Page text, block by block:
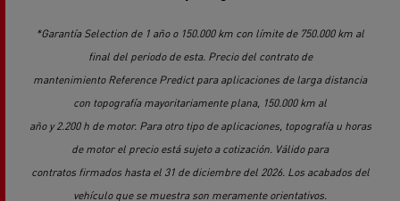
*Garantía Selection de 1 año o 150.000 km con límite de 750.000 km al
final del periodo de esta. Precio del contrato de
mantenimiento Reference Predict para aplicaciones de larga distancia
con topografía mayoritariamente plana, 150.000 km al
año y 2.200 h de motor. Para otro tipo de aplicaciones, topografía u horas
de motor el precio está sujeto a cotización. Válido para
contratos firmados hasta el 31 de diciembre del 2026. Los acabados del
vehículo que se muestra son meramente orientativos.